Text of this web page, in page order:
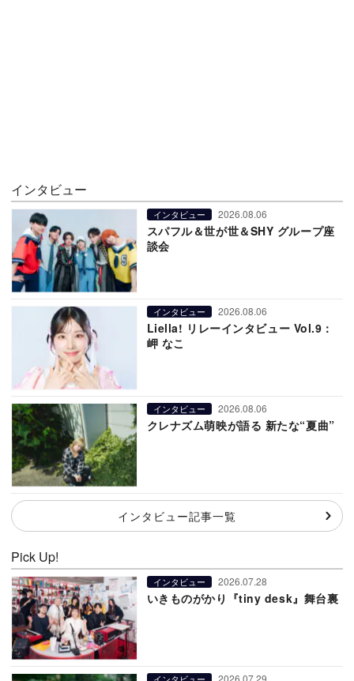
インタビュー
インタビュー 2026.08.06
スパフル＆世が世＆SHY グループ座
談会
インタビュー 2026.08.06
Liella! リレーインタビュー Vol.9：
岬 なこ
インタビュー 2026.08.06
クレナズム萌映が語る 新たな“夏曲”
インタビュー記事一覧
Pick Up!
インタビュー 2026.07.28
いきものがかり『tiny desk』舞台裏
インタビュー